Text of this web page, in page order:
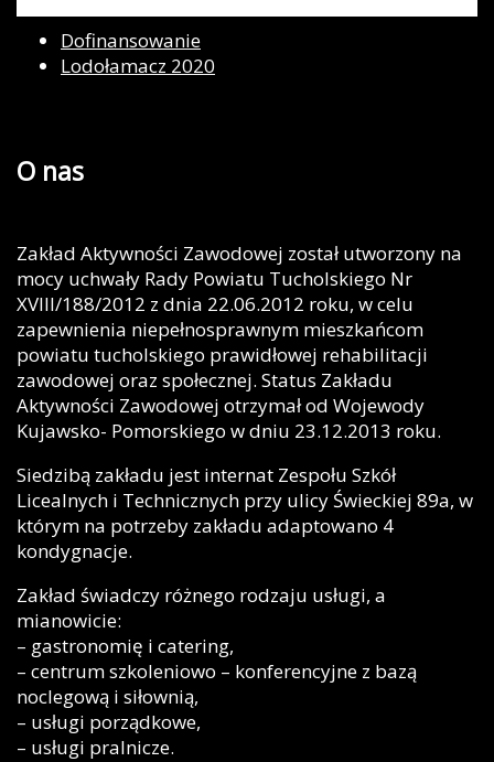
Dofinansowanie
Lodołamacz 2020
O nas
Zakład Aktywności Zawodowej został utworzony na
mocy uchwały Rady Powiatu Tucholskiego Nr
XVIII/188/2012 z dnia 22.06.2012 roku, w celu
zapewnienia niepełnosprawnym mieszkańcom
powiatu tucholskiego prawidłowej rehabilitacji
zawodowej oraz społecznej. Status Zakładu
Aktywności Zawodowej otrzymał od Wojewody
Kujawsko- Pomorskiego w dniu 23.12.2013 roku.
Siedzibą zakładu jest internat Zespołu Szkół
Licealnych i Technicznych przy ulicy Świeckiej 89a, w
którym na potrzeby zakładu adaptowano 4
kondygnacje.
Zakład świadczy różnego rodzaju usługi, a
mianowicie:
– gastronomię i catering,
– centrum szkoleniowo – konferencyjne z bazą
noclegową i siłownią,
– usługi porządkowe,
– usługi pralnicze.